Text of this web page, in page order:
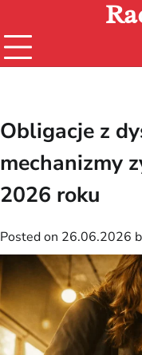
content
Obligacje z
mechanizmy
2026 roku
Posted on 26.06.2026